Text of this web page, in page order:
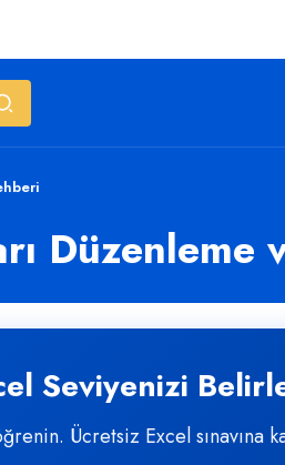
Düzenleme
Seviyenizi
Ücretsiz Excel sınavına